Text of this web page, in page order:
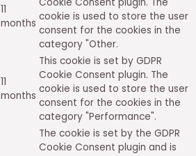
11
months
cookie is used to store the user
consent for the cookies in the
category "Other.
11
months
This cookie is set by GDPR
Cookie Consent plugin. The
cookie is used to store the user
consent for the cookies in the
category "Performance".
The cookie is set by the GDPR
Cookie Consent plugin and is